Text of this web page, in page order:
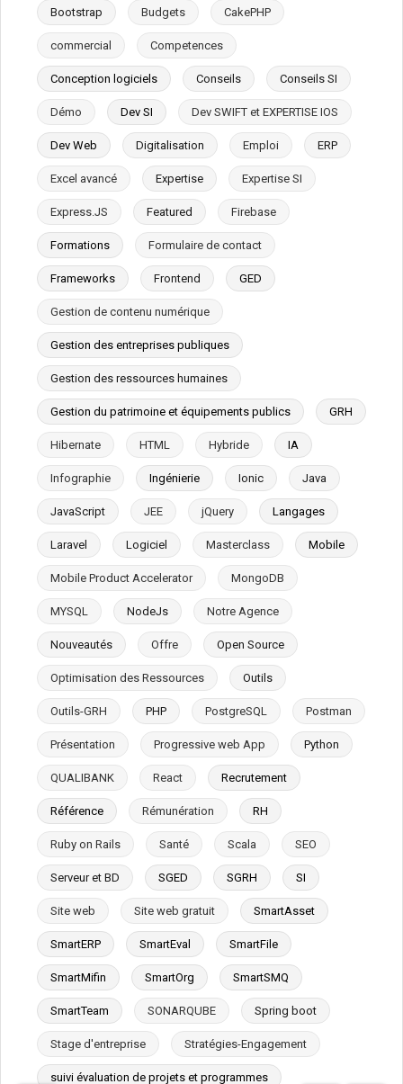
Bootstrap Budgets CakePHP
commercial Competences
Conception logiciels Conseils Conseils SI
Démo Dev SI Dev SWIFT et EXPERTISE IOS
Dev Web Digitalisation Emploi ERP
Excel avancé Expertise Expertise SI
Express.JS Featured Firebase
Formations Formulaire de contact
Frameworks Frontend GED
Gestion de contenu numérique
Gestion des entreprises publiques
Gestion des ressources humaines
Gestion du patrimoine et équipements publics GRH
Hibernate HTML Hybride IA
Infographie Ingénierie Ionic Java
JavaScript JEE jQuery Langages
Laravel Logiciel Masterclass Mobile
Mobile Product Accelerator MongoDB
MYSQL NodeJs Notre Agence
Nouveautés Offre Open Source
Optimisation des Ressources Outils
Outils-GRH PHP PostgreSQL Postman
Présentation Progressive web App Python
QUALIBANK React Recrutement
Référence Rémunération RH
Ruby on Rails Santé Scala SEO
Serveur et BD SGED SGRH SI
Site web Site web gratuit SmartAsset
SmartERP SmartEval SmartFile
SmartMifin SmartOrg SmartSMQ
SmartTeam SONARQUBE Spring boot
Stage d'entreprise Stratégies-Engagement
suivi évaluation de projets et programmes